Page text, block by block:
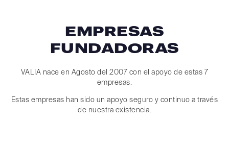
EMPRESAS
FUNDADORAS
VALIA nace en Agosto del 2007 con el apoyo de estas 7
empresas.
Estas empresas han sido un apoyo seguro y continuo a través
de nuestra existencia.
0
1
2